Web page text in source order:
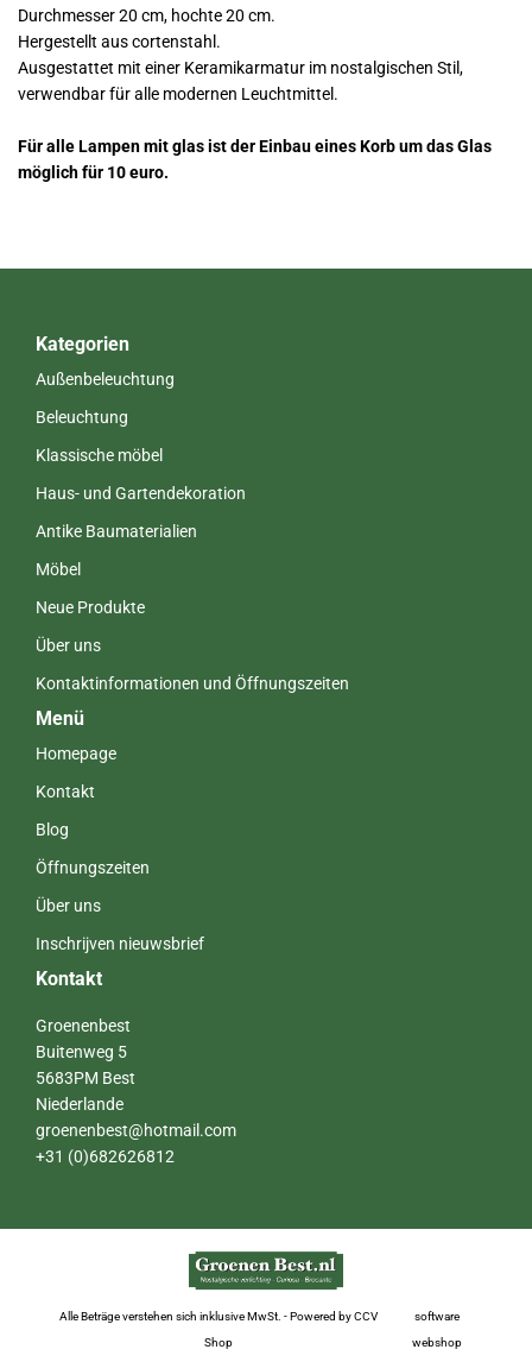
Durchmesser 20 cm, hochte 20 cm.
Hergestellt aus cortenstahl.
Ausgestattet mit einer Keramikarmatur im nostalgischen Stil,
verwendbar für alle modernen Leuchtmittel.
Für alle Lampen mit glas ist der Einbau eines Korb um das Glas
möglich für 10 euro.
Kategorien
Außenbeleuchtung
Beleuchtung
Klassische möbel
Haus- und Gartendekoration
Antike Baumaterialien
Möbel
Neue Produkte
Über uns
Kontaktinformationen und Öffnungszeiten
Menü
Homepage
Kontakt
Blog
Öffnungszeiten
Über uns
Inschrijven nieuwsbrief
Kontakt
Groenenbest
Buitenweg 5
5683PM Best
Niederlande
groenenbest@hotmail.com
+31 (0)682626812
Alle Beträge verstehen sich inklusive MwSt. - Powered by CCV
Shop
software
webshop